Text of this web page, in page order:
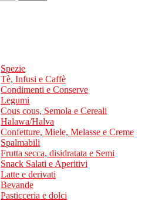
Spezie
Tè, Infusi e Caffè
Condimenti e Conserve
Legumi
Cous cous, Semola e Cereali
Halawa/Halva
Confetture, Miele, Melasse e Creme
Spalmabili
Frutta secca, disidratata e Semi
Snack Salati e Aperitivi
Latte e derivati
Bevande
Pasticceria e dolci